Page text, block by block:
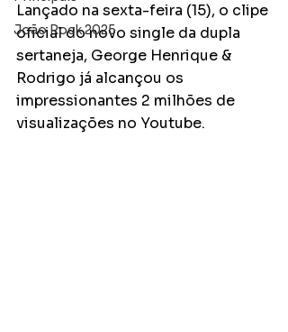
João Rock 2025
Lançado na sexta-feira (15), o clipe
oficial do novo single da dupla
sertaneja, George Henrique &
Rodrigo já alcançou os
impressionantes 2 milhões de
visualizações no Youtube.